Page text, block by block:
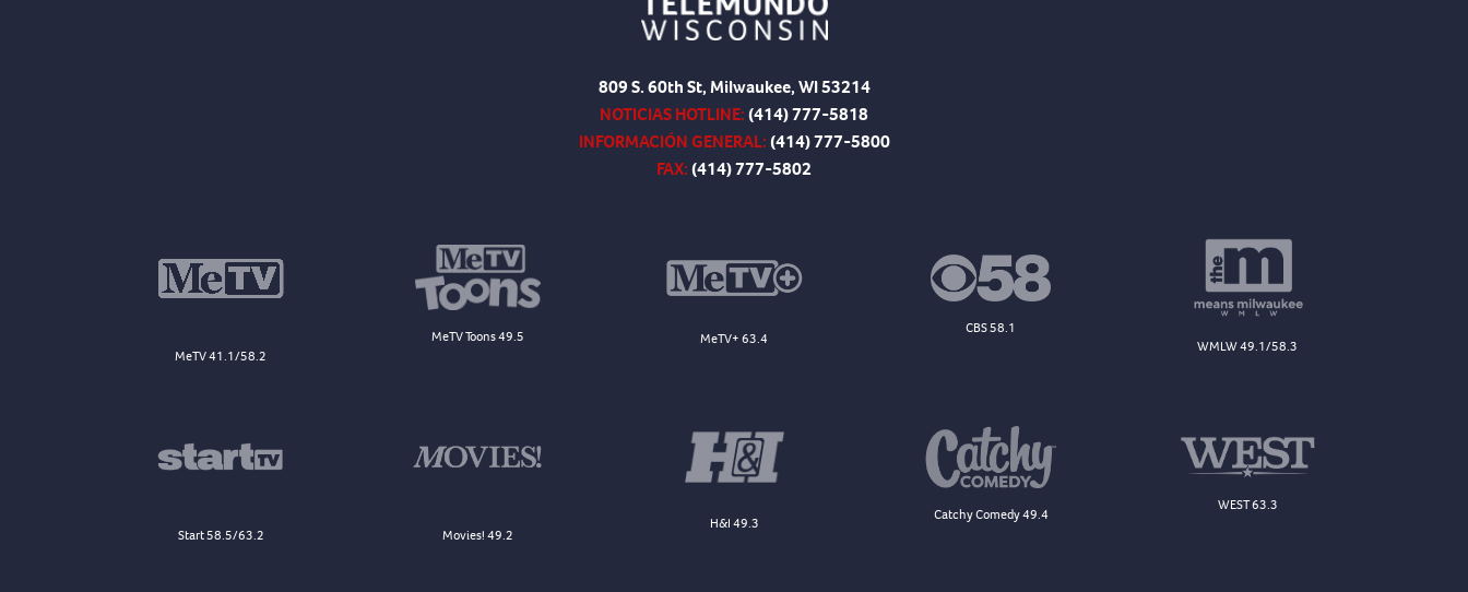
809 S. 60th St, Milwaukee, WI 53214
NOTICIAS HOTLINE:(414) 777-5818
INFORMACIÓN GENERAL:(414) 777-5800
FAX:(414) 777-5802
MeTV 41.1/58.2
MeTV Toons 49.5 MeTV+ 63.4
CBS 58.1
WMLW 49.1/58.3
Start 58.5/63.2 Movies! 49.2
H&I 49.3
Catchy Comedy 49.4
WEST 63.3